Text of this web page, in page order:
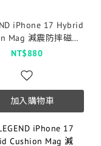
iPhone 17 Hybrid
Mag 減震防摔磁吸
保護殼-透藍
NT$880
加入購物車